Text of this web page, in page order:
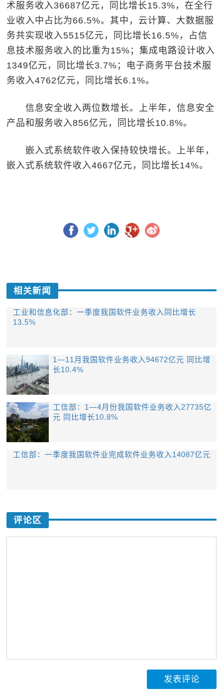
术服务收入36687亿元，同比增长15.3%，在全行
业收入中占比为66.5%。其中，云计算、大数据服
务共实现收入5515亿元，同比增长16.5%，占信
息技术服务收入的比重为15%；集成电路设计收入
1349亿元，同比增长3.7%；电子商务平台技术服
务收入4762亿元，同比增长6.1%。
信息安全收入两位数增长。上半年，信息安全
产品和服务收入856亿元，同比增长10.8%。
嵌入式系统软件收入保持较快增长。上半年，
嵌入式系统软件收入4667亿元，同比增长14%。
相关新闻
工业和信息化部：一季度我国软件业务收入同比增长
13.5%
1—11月我国软件业务收入94672亿元 同比增
长10.4%
工信部：1—4月份我国软件业务收入27735亿
元 同比增长10.8%
工信部：一季度我国软件业完成软件业务收入14087亿元
评论区
发表评论